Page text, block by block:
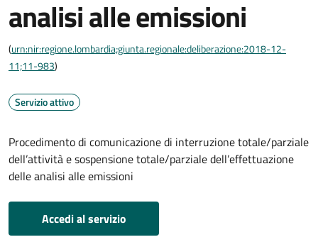
analisi alle emissioni
(urn:nir:regione.lombardia;giunta.regionale:deliberazione:2018-12-
11;11-983)
Servizio attivo
Procedimento di comunicazione di interruzione totale/parziale
dell’attività e sospensione totale/parziale dell’effettuazione
delle analisi alle emissioni
Accedi al servizio